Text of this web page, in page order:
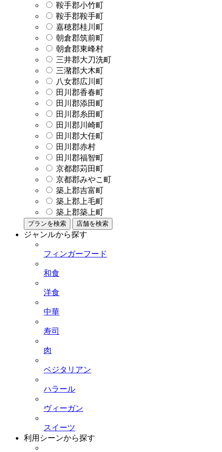
鞍手郡小竹町
鞍手郡鞍手町
嘉穂郡桂川町
朝倉郡筑前町
朝倉郡東峰村
三井郡大刀洗町
三潴郡大木町
八女郡広川町
田川郡香春町
田川郡添田町
田川郡糸田町
田川郡川崎町
田川郡大任町
田川郡赤村
田川郡福智町
京都郡苅田町
京都郡みやこ町
築上郡吉富町
築上郡上毛町
築上郡築上町
プランを検索 店舗を検索
ジャンルから探す
フィンガーフード
和食
洋食
中華
寿司
肉
ベジタリアン
ハラール
ヴィーガン
スイーツ
利用シーンから探す